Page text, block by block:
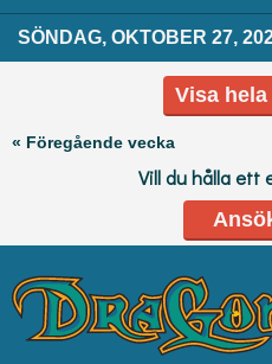
SÖNDAG, OKTOBER 27,
Visa
« Föregående vecka
Vill du hålla ett